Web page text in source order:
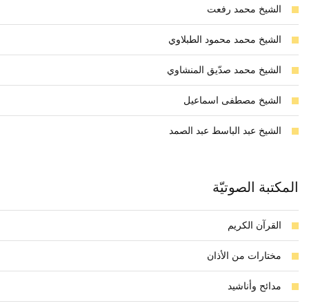
الشيخ محمد رفعت
الشيخ محمد محمود الطبلاوي
الشيخ محمد صدّيق المنشاوي
الشيخ مصطفى اسماعيل
الشيخ عبد الباسط عبد الصمد
المكتبة الصوتيّة
القرآن الكريم
مختارات من الأذان
مدائح وأناشيد